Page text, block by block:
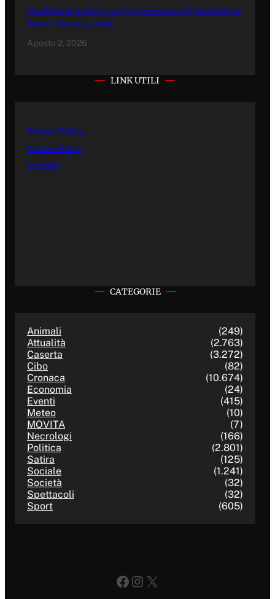
Maddaloni in lutto per la scomparsa di Maddalena
Santo: aveva 53 anni
Agosto 2, 2026
LINK UTILI
Privacy Policy
Cookie Policy
Contatti
CATEGORIE
Animali
(249)
Attualità
(2.763)
Caserta
(3.272)
Cibo
(82)
Cronaca
(10.674)
Economia
(24)
Eventi
(415)
Meteo
(10)
MOVITA
(7)
Necrologi
(166)
Politica
(2.801)
Satira
(125)
Sociale
(1.241)
Società
(32)
Spettacoli
(32)
Sport
(605)
Facebook
Instagram
X